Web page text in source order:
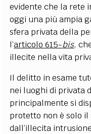
evidente che la rete
oggi una più ampia
sfera privata della
l’articolo 615-bis,
illecite nella vita
Il delitto in esame
nei luoghi di privata
principalmente si
protetto non è solo
dall’illecita